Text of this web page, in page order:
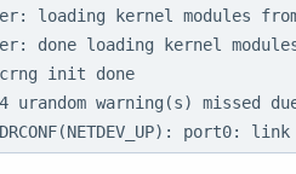
loading kernel modules
done loading kernel
init done
urandom warning(s) missed
port0: